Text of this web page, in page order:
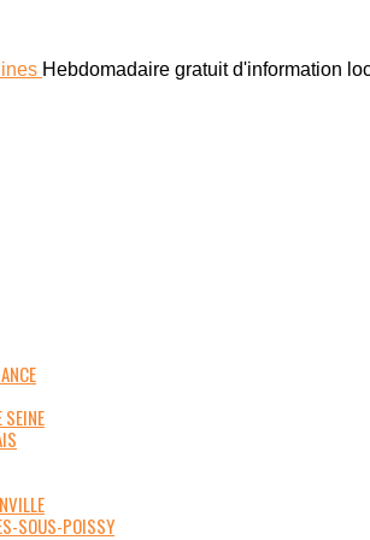
Hebdomadaire gratuit d'information
SEINE
SOUS-POISSY